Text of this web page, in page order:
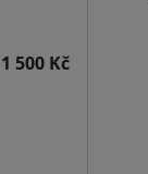
1 500 Kč